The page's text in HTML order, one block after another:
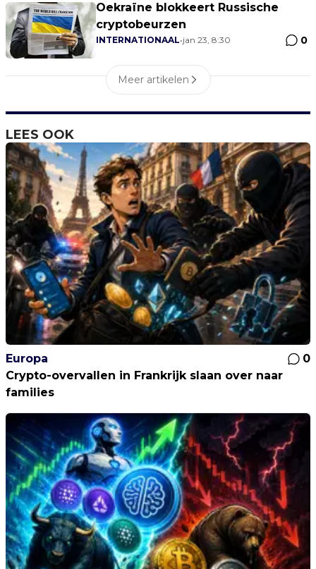
Oekraïne blokkeert Russische
cryptobeurzen
INTERNATIONAAL•jan 23, 8:30 0
Meer artikelen
LEES OOK
Europa
0
Crypto-overvallen in Frankrijk slaan over naar
families